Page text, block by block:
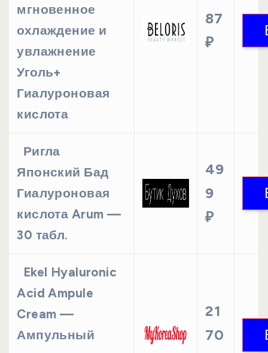
мгновенное
охлаждение и
увлажнение
Уголь+
Гиалуроновая
кислота
87
₽
Ригла
Японский Бад
Гиалуроновая
кислота Arum —
30 табл.
49
9
₽
Ekel Hyaluronic
Acid Ampule
Cream —
Ампульный
21
70